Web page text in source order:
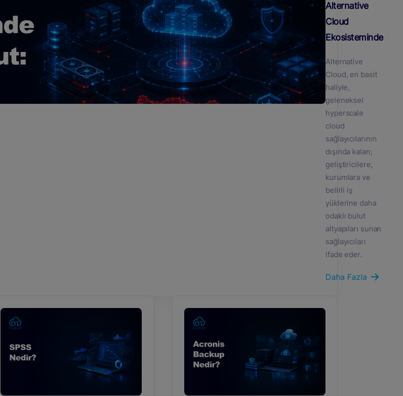
Alternative
Cloud
Ekosisteminde
Alternative
Cloud, en basit
haliyle,
geleneksel
hyperscale
cloud
sağlayıcılarının
dışında kalan;
geliştiricilere,
kurumlara ve
belirli iş
yüklerine daha
odaklı bulut
altyapıları sunan
sağlayıcıları
ifade eder.
Daha Fazla